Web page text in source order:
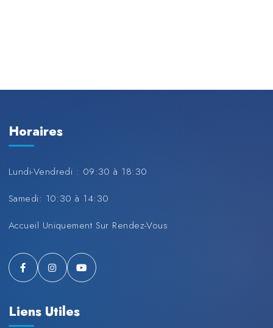
Horaires
Lundi-Vendredi : 09:30 à 18:30
Samedi: 10:30 à 14:30
Accueil Uniquement Sur Rendez-Vous
Liens Utiles